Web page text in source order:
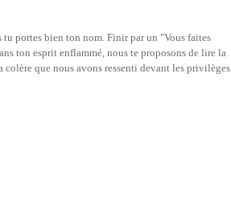
portes bien ton nom. Finir par un "Vous faites
ton esprit enflammé, nous te proposons de lire la
que nous avons ressenti devant les privilèges